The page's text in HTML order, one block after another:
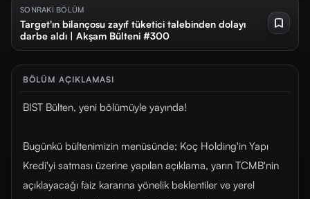
SONRAKİ BÖLÜM
Target'ın bilançosu zayıf tüketici talebinden dolayı
darbe aldı | Akşam Bülteni #300
BÖLÜM AÇIKLAMASI
BIST Bülten, yeni bölümüyle yayında!
Bugünkü bültenimizin menüsünde; Koç Holding'in Yapı
Kredi'yi satması üzerine yapılan açıklama, yarın TCMB'nin
açıklayacağı faiz kararına yönelik beklentiler ve yerel